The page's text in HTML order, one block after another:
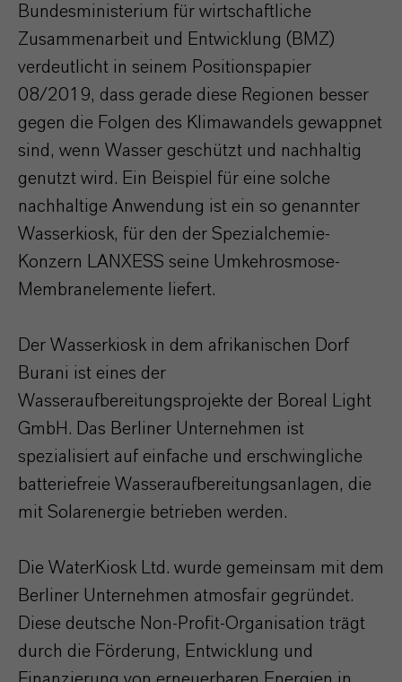
Bundesministerium für wirtschaftliche
Zusammenarbeit und Entwicklung (BMZ)
verdeutlicht in seinem Positionspapier
08/2019, dass gerade diese Regionen besser
gegen die Folgen des Klimawandels gewappnet
sind, wenn Wasser geschützt und nachhaltig
genutzt wird. Ein Beispiel für eine solche
nachhaltige Anwendung ist ein so genannter
Wasserkiosk, für den der Spezialchemie-
Konzern LANXESS seine Umkehrosmose-
Membranelemente liefert.
Der Wasserkiosk in dem afrikanischen Dorf
Burani ist eines der
Wasseraufbereitungsprojekte der Boreal Light
GmbH. Das Berliner Unternehmen ist
spezialisiert auf einfache und erschwingliche
batteriefreie Wasseraufbereitungsanlagen, die
mit Solarenergie betrieben werden.
Die WaterKiosk Ltd. wurde gemeinsam mit dem
Berliner Unternehmen atmosfair gegründet.
Diese deutsche Non-Profit-Organisation trägt
durch die Förderung, Entwicklung und